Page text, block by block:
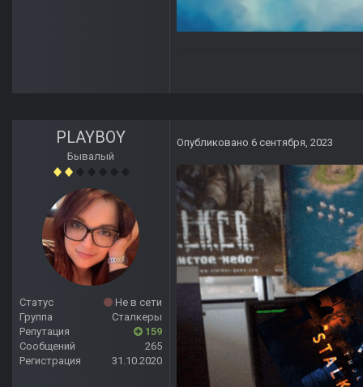
PLAYBOY
Бывалый
Статус
Не в сети
Группа
Сталкеры
Репутация
159
Сообщений
265
Регистрация
31.10.2020
Опубликовано 6 сентября, 2023